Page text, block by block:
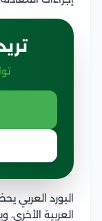
البورد العربي
العربية